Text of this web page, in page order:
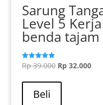
Sarung
Level 5
benda tajam
Dinilai
5.00
Rp39.000 Harga
Rp32.000
Beli